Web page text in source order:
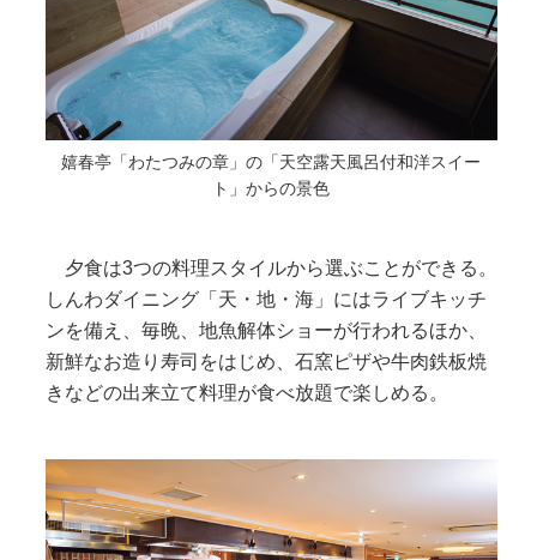
嬉春亭「わたつみの章」の「天空露天風呂付和洋スイー
ト」からの景色
夕食は3つの料理スタイルから選ぶことができる。
しんわダイニング「天・地・海」にはライブキッチ
ンを備え、毎晩、地魚解体ショーが行われるほか、
新鮮なお造り寿司をはじめ、石窯ピザや牛肉鉄板焼
きなどの出来立て料理が食べ放題で楽しめる。